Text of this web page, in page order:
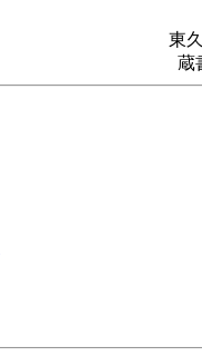
東
蔵